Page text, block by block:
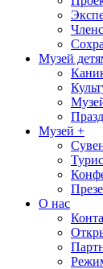
Музей
Музей +
О нас